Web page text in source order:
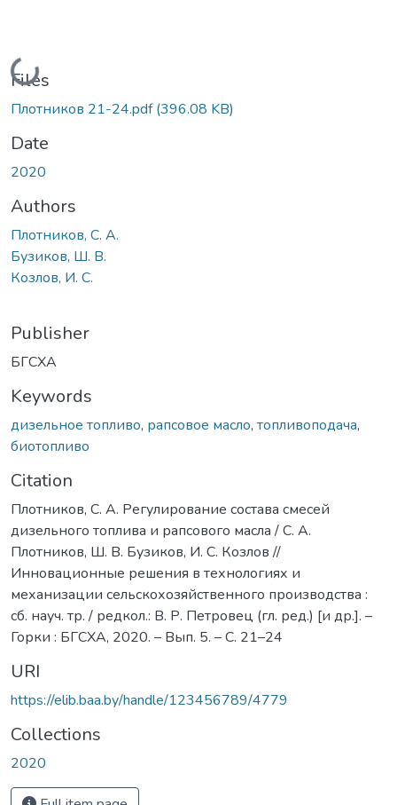
Loading...
Files
Плотников 21-24.pdf(396.08 KB)
Date
2020
Authors
Плотников, С. А.
Бузиков, Ш. В.
Козлов, И. С.
Publisher
БГСХА
Keywords
дизельное топливо, рапсовое масло, топливоподача,
биотопливо
Citation
Плотников, С. А. Регулирование состава смесей
дизельного топлива и рапсового масла / С. А.
Плотников, Ш. В. Бузиков, И. С. Козлов //
Инновационные решения в технологиях и
механизации сельскохозяйственного производства :
сб. науч. тр. / редкол.: В. Р. Петровец (гл. ред.) [и др.]. –
Горки : БГСХА, 2020. – Вып. 5. – С. 21–24
URI
https://elib.baa.by/handle/123456789/4779
Collections
2020